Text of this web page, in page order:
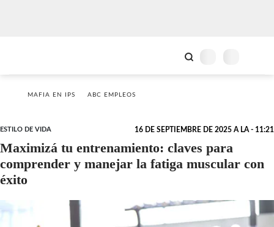
MAFIA EN IPS ABC EMPLEOS
ESTILO DE VIDA 16 DE SEPTIEMBRE DE 2025 A LA - 11:21
Maximizá tu entrenamiento: claves para
comprender y manejar la fatiga muscular con
éxito